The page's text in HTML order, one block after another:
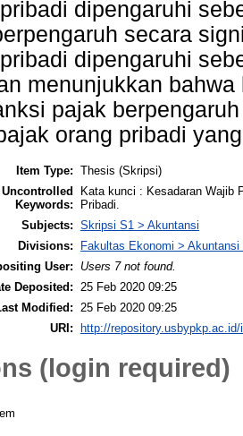
dipengaruhi
secara
dipengaruhi
menunjukkan
pajak
orang pribadi
Item Type: Thesis (Skripsi)
Uncontrolled
Keywords:
Kata kunci : Kesadaran Wajib
Pribadi.
Subjects: Skripsi S1 > Akuntansi
Divisions:
Fakultas Ekonomi > Akuntansi
User:
Users 7 not found.
Deposited:
25 Feb 2020 09:25
Modified:
25 Feb 2020 09:25
URI:
http://
(login required)